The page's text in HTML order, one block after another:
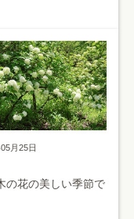
月25日
の花の美しい季節で